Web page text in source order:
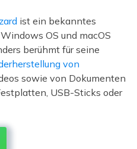
ist ein bekanntes
OS und macOS
berühmt für seine
von
sowie von Dokumenten
USB-Sticks oder